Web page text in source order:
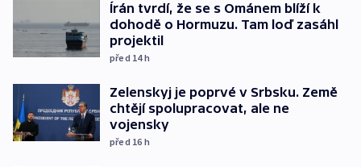
Írán tvrdí, že se s Ománem blíží k
dohodě o Hormuzu. Tam loď zasáhl
projektil
před 14h
Zelenskyj je poprvé v Srbsku. Země
chtějí spolupracovat, ale ne
vojensky
před 16 h